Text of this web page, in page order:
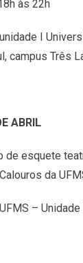
às 22h
I
campus Três
ABRIL
de esquete
da
– Unidade